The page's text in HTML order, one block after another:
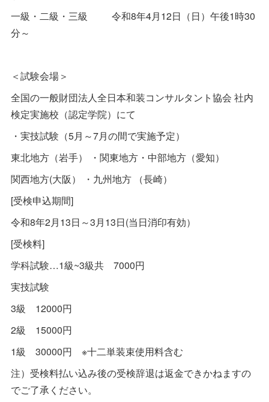
一級・二級・三級 令和8年4月12日（日）午後1時30
分～
＜試験会場＞
全国の一般財団法人全日本和装コンサルタント協会 社内
検定実施校（認定学院）にて
・実技試験（5月～7月の間で実施予定）
東北地方（岩手） ・関東地方・中部地方（愛知）
関西地方(大阪） ・九州地方 （長崎）
[受検申込期間]
令和8年2月13日～3月13日(当日消印有効）
[受検料]
学科試験…1級~3級共 7000円
実技試験
3級 12000円
2級 15000円
1級 30000円 ※十二単装束使用料含む
注）受検料払い込み後の受検辞退は返金できかねますの
でご了承ください。